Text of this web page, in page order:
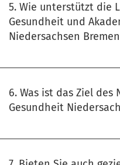
5. Wie unterstützt die
Gesundheit und
Niedersachsen
6. Was ist das Ziel des
Gesundheit